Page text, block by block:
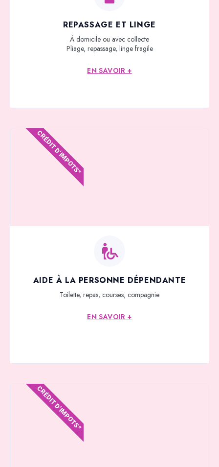
REPASSAGE ET LINGE
À domicile ou avec collecte
Pliage, repassage, linge fragile
EN SAVOIR +
AIDE À LA PERSONNE DÉPENDANTE
Toilette, repas, courses, compagnie
EN SAVOIR +
CRÉDIT D'IMPOTS*
CRÉDIT D'IMPOTS*